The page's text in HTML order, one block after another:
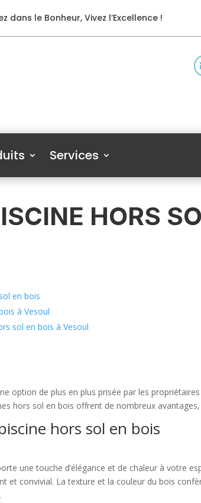
dans le Bonheur, Vivez l’Excellence !
Services
HORS
en bois
à Vesoul
sol en bois à Vesoul
option de plus en plus prisée par les
hors sol en bois offrent de nombreux
hors sol en bois
une touche d’élégance et de chaleur à votre
et convivial. La texture et la couleur du bois